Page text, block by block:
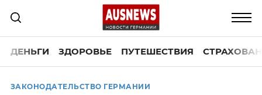
ДЕНЬГИ ЗДОРОВЬЕ ПУТЕШЕСТВИЯ
ЗАКОНОДАТЕЛЬСТВО ГЕРМАНИИ